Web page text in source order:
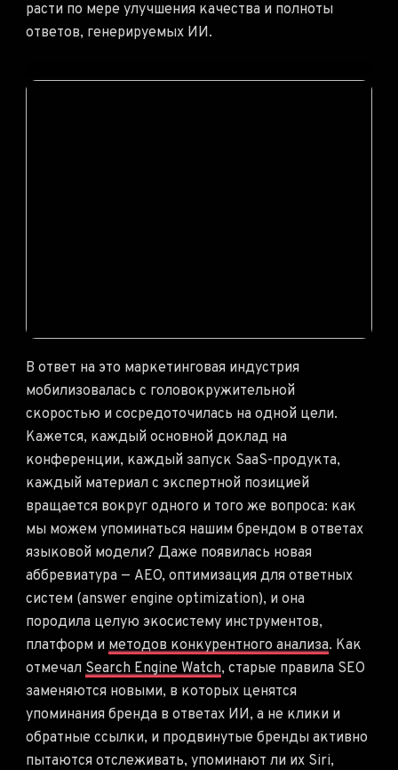
расти по мере улучшения качества и полноты
ответов, генерируемых ИИ.
В ответ на это маркетинговая индустрия
мобилизовалась с головокружительной
скоростью и сосредоточилась на одной цели.
Кажется, каждый основной доклад на
конференции, каждый запуск SaaS-продукта,
каждый материал с экспертной позицией
вращается вокруг одного и того же вопроса: как
мы можем упоминаться нашим брендом в ответах
языковой модели? Даже появилась новая
аббревиатура — AEO, оптимизация для ответных
систем (answer engine optimization), и она
породила целую экосистему инструментов,
платформ и методов конкурентного анализа. Как
отмечал Search Engine Watch, старые правила SEO
заменяются новыми, в которых ценятся
упоминания бренда в ответах ИИ, а не клики и
обратные ссылки, и продвинутые бренды активно
пытаются отслеживать, упоминают ли их Siri,